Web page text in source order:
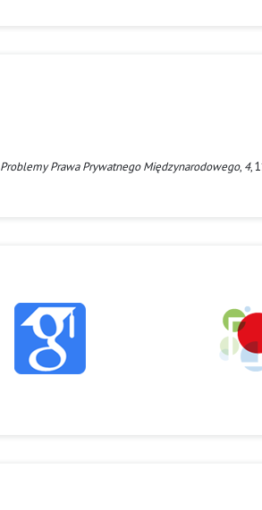
Problemy Prawa Prywatnego Międzynarodowego, 4,